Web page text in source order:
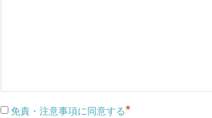
免責・注意事項に同意する*